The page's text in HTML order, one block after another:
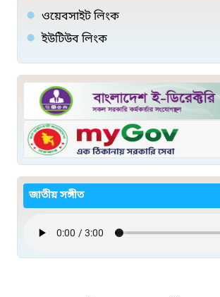
ওয়েবসাইট লিংক
ইউটিউব লিংক
জাতীয় সঙ্গীত